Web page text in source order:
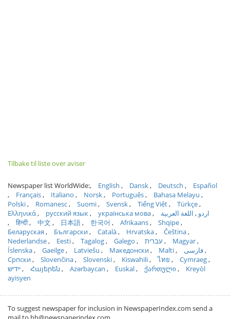
Tilbake til liste over aviser
Newspaper list WorldWide: English Dansk Deutsch
Español
Français
Italiano Norsk Português
Bahasa Melayu
Polski
Romanesc Suomi Svensk Tiếng Việt
Türkçe
Ελληνικά
русский язык українська мова اردو
اللغة العربية
हिन्दी
中文 日本語 한국어 Afrikaans
Shqipe
Беларуская
Български Català Hrvatska
Čeština
Nederlandse
Eesti Tagalog Galego עברית
Magyar
Íslenska
Gaeilge Latviešu Македонски Malti
فارسی
Српски
Slovenčina Slovenski Kiswahili ไทย
Cymraeg
ייִדיש
Հայերեն Azərbaycan Euskal ქართული
Kreyòl
ayisyen
To suggest newspaper for inclusion in NewspaperIndex.com send a